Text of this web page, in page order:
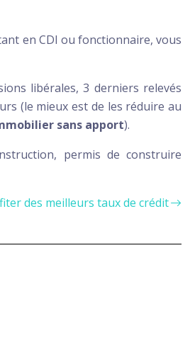
en CDI ou fonctionnaire, vous
libérales, 3 derniers relevés
(le mieux est de les réduire au
sans apport).
permis de construire
des meilleurs taux de crédit